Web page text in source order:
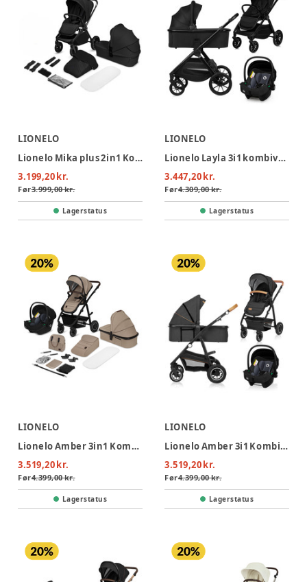
LIONELO
Lionelo Mika plus 2in1 Kombivogn - Black Onyx
3.199,20 kr.
Før3.999,00 kr.
Lagerstatus
LIONELO
Lionelo Layla 3i1 kombivognspakke - Black Onyx
3.447,20 kr.
Før4.309,00 kr.
Lagerstatus
LIONELO
Lionelo Amber 3in1 Kombivognspakke - Beige Sand
3.519,20 kr.
Før4.399,00 kr.
Lagerstatus
LIONELO
Lionelo Amber 3i1 Kombivognspakke - Grey Graphite
3.519,20 kr.
Før4.399,00 kr.
Lagerstatus